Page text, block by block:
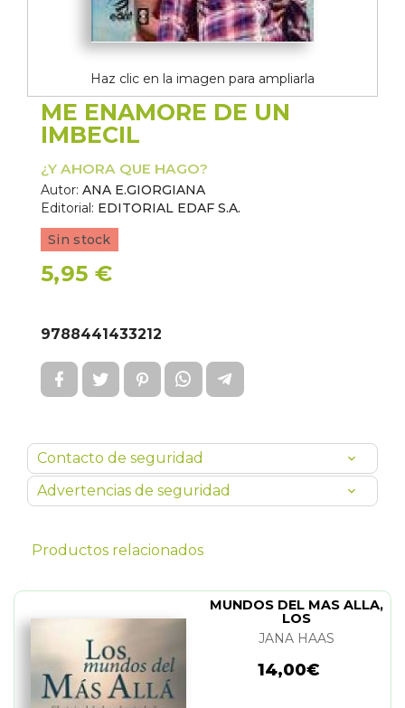
Haz clic en la imagen para ampliarla
ME ENAMORE DE UN
IMBECIL
¿Y AHORA QUE HAGO?
Autor: ANA E.GIORGIANA
Editorial: EDITORIAL EDAF S.A.
Sin stock
5,95 €
9788441433212
Contacto de seguridad
Advertencias de seguridad
Productos relacionados
MUNDOS DEL MAS ALLA,
LOS
JANA HAAS
14,00€